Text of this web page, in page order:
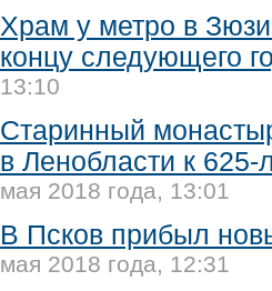
Храм у метро в
концу следующего
13:10
Старинный
в Ленобласти к 625-
мая 2018 года, 13:01
В Псков прибыл
мая 2018 года, 12:31